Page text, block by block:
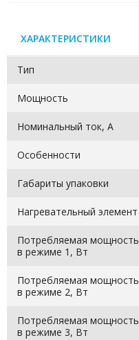
ХАРАКТЕРИСТИКИ
Тип
Мощность
Номинальный ток, А
Особенности
Габариты упаковки
Нагревательный элемент
Потребляемая мощность
в режиме 1, Вт
Потребляемая мощность
в режиме 2, Вт
Потребляемая мощность
в режиме 3, Вт